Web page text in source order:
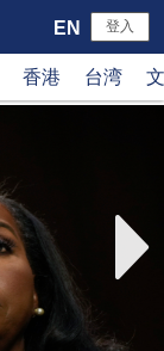
登入
EN
香港 台湾